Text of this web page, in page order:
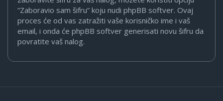
“Zaboravio sam šifru” koju nudi phpBB softver. Ovaj
proces će od vas zatražiti vaše korisničko ime i vaš
email, i onda će phpBB softver generisati novu šifru da
povratite vaš nalog.